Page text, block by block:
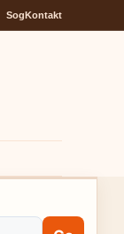
SogKontakt